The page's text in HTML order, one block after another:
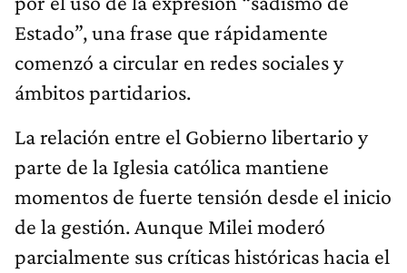
Estado”, una frase que rápidamente
comenzó a circular en redes sociales y
ámbitos partidarios.
La relación entre el Gobierno libertario y
parte de la Iglesia católica mantiene
momentos de fuerte tensión desde el inicio
de la gestión. Aunque Milei moderó
parcialmente sus críticas históricas hacia el